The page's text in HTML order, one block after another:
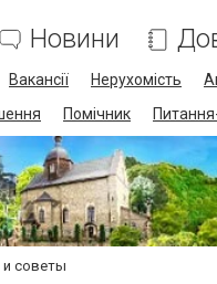
Новини
Вакансії Нерухомість
Помічник
советы